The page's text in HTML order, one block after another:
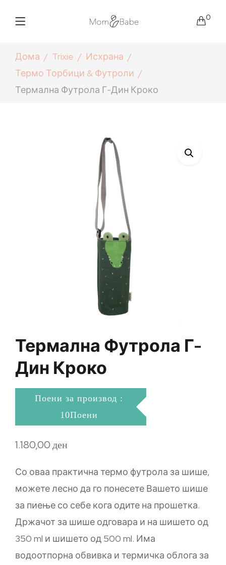
0
Дома Trixie
Исхрана
Термо Торбици & Футроли
Термална Футрола Г-Дин Кроко
Термална Футрола Г-
Дин Кроко
Поени за производ :
10Поени
1.180,00ден
Со оваа практична термо футрола за шише,
можете лесно да го понесете Вашето шише
за пиење со себе кога одите на прошетка.
Држачот за шише одговара и на шишето од
350 ml и шишето од 500 ml. Има
водоотпорна обвивка и термичка облога за